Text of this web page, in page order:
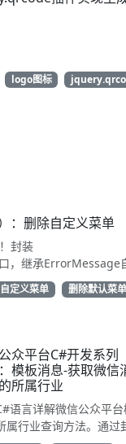
logo图标
：删除自定义菜单
封装
，继承ErrorMessage
API清除配置。代码简
获取状态。
用！
定义菜单
删除默认菜单
众平台C#开发系列
模板消息-获取微信
所属行业
语言详解微信公众平台
属行业查询方法。通过